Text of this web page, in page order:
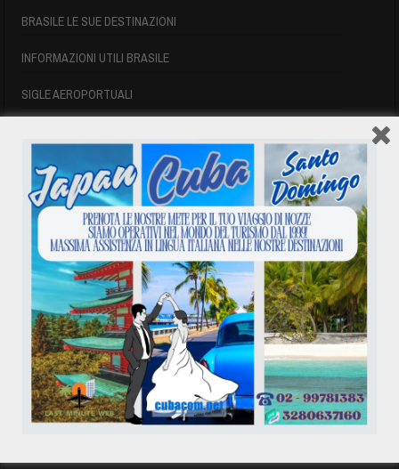
BRASILE LE SUE DESTINAZIONI
INFORMAZIONI UTILI BRASILE
SIGLE AEROPORTUALI
VOLI CUBA
VOLI CUBA LAST MINUTE
VOLI DI LINEA CUBA
AFFITTO CASE A PLAYA DEL ESTE
ASSICURAZIONE E VISTO CUBA
INFORMAZIONI UTILI